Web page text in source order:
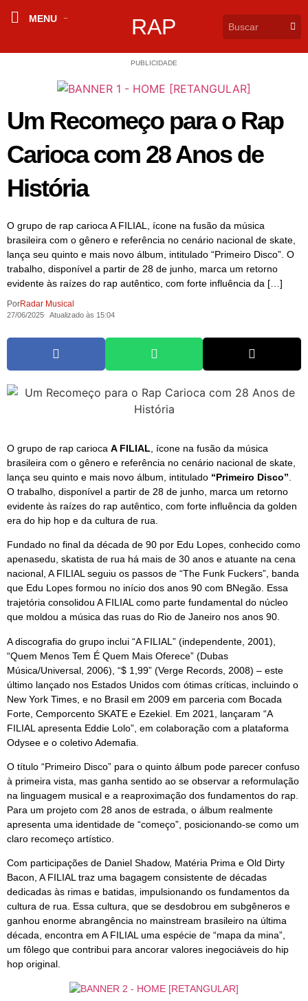
MENU RAP
PUBLICIDADE
Um Recomeço para o Rap
Carioca com 28 Anos de
História
O grupo de rap carioca A FILIAL, ícone na fusão da música
brasileira com o gênero e referência no cenário nacional de skate,
lança seu quinto e mais novo álbum, intitulado “Primeiro Disco”. O
trabalho, disponível a partir de 28 de junho, marca um retorno
evidente às raízes do rap autêntico, com forte influência da […]
PorRadar Musical
27/06/2025 Atualizado às 15:04
O grupo de rap carioca A FILIAL , ícone na fusão da música
brasileira com o gênero e referência no cenário nacional de skate,
lança seu quinto e mais novo álbum, intitulado “Primeiro Disco”
O trabalho, disponível a partir de 28 de junho, marca um retorno
evidente às raízes do rap autêntico, com forte influência da golden
era do hip hop e da cultura de rua.
Fundado no final da década de 90 por Edu Lopes, conhecido como
apenasedu, skatista de rua há mais de 30 anos e atuante na cena
nacional, A FILIAL seguiu os passos de “The Funk Fuckers”, banda
que Edu Lopes formou no início dos anos 90 com BNegão. Essa
trajetória consolidou A FILIAL como parte fundamental do núcleo
que moldou a música das ruas do Rio de Janeiro nos anos 90.
A discografia do grupo inclui “A FILIAL” (independente, 2001),
“Quem Menos Tem É Quem Mais Oferece” (Dubas
Música/Universal, 2006), “$ 1,99” (Verge Records, 2008) – este
último lançado nos Estados Unidos com ótimas críticas, incluindo o
New York Times, e no Brasil em 2009 em parceria com Bocada
Forte, Cemporcento SKATE e Ezekiel. Em 2021, lançaram “A
FILIAL apresenta Eddie Lolo”, em colaboração com a plataforma
Odysee e o coletivo Ademafia.
O título “Primeiro Disco” para o quinto álbum pode parecer confuso
à primeira vista, mas ganha sentido ao se observar a reformulação
na linguagem musical e a reaproximação dos fundamentos do rap.
Para um projeto com 28 anos de estrada, o álbum realmente
apresenta uma identidade de “começo”, posicionando-se como um
claro recomeço artístico.
Com participações de Daniel Shadow, Matéria Prima e Old Dirty
Bacon, A FILIAL traz uma bagagem consistente de décadas
dedicadas às rimas e batidas, impulsionando os fundamentos da
cultura de rua. Essa cultura, que se desdobrou em subgêneros e
ganhou enorme abrangência no mainstream brasileiro na última
década, encontra em A FILIAL uma espécie de “mapa da mina”,
um fôlego que contribui para ancorar valores inegociáveis do hip
hop original.